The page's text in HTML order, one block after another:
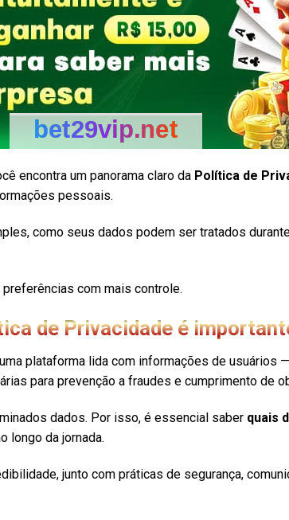
encontra um panorama claro da Política de
pessoais.
como seus dados podem ser tratados
com mais controle.
de Privacidade é
plataforma lida com informações de usuários
para prevenção a fraudes e cumprimento de
dados. Por isso, é essencial saber quais
longo da jornada.
junto com práticas de segurança,